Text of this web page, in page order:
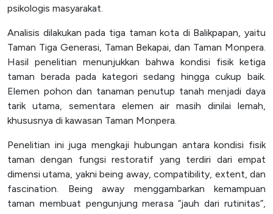
psikologis masyarakat.
Analisis dilakukan pada tiga taman kota di Balikpapan, yaitu
Taman Tiga Generasi, Taman Bekapai, dan Taman Monpera.
Hasil penelitian menunjukkan bahwa kondisi fisik ketiga
taman berada pada kategori sedang hingga cukup baik.
Elemen pohon dan tanaman penutup tanah menjadi daya
tarik utama, sementara elemen air masih dinilai lemah,
khususnya di kawasan Taman Monpera.
Penelitian ini juga mengkaji hubungan antara kondisi fisik
taman dengan fungsi restoratif yang terdiri dari empat
dimensi utama, yakni being away, compatibility, extent, dan
fascination. Being away menggambarkan kemampuan
taman membuat pengunjung merasa “jauh dari rutinitas”,